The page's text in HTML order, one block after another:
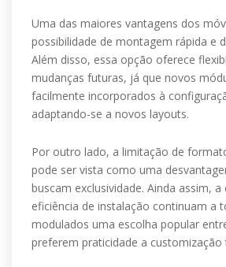
Uma das maiores vantagens dos
possibilidade de montagem rápida e
Além disso, essa opção oferece
mudanças futuras, já que novos
facilmente incorporados à
adaptando-se a novos layouts.
Por outro lado, a limitação de
pode ser vista como uma
buscam exclusividade. Ainda assim,
eficiência de instalação continuam a
modulados uma escolha popular
preferem praticidade a customização